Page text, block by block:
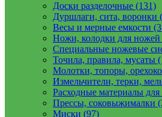
Доски разделочные (131)
Дуршлаги, сита, воронки
Весы и мерные емкости
Ножи, колодки для ножей
Специальные ножевые
Точила, правила, мусаты
Молотки, топоры,
Измельчители, терки,
Расходные материалы
Прессы, соковыжималки
Миски (97)